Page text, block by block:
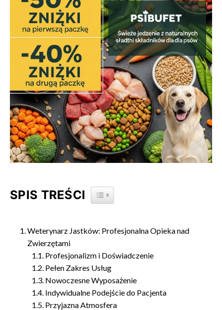
SPIS TREŚCI TOGGLE TABLE OF CONTENT
Weterynarz Jastków: Profesjonalna Opieka nad
Zwierzętami
Profesjonalizm i Doświadczenie
Pełen Zakres Usług
Nowoczesne Wyposażenie
Indywidualne Podejście do Pacjenta
Przyjazna Atmosfera